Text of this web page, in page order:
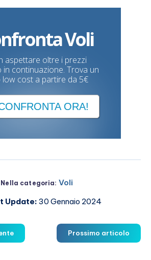
Voli
aspettare oltre i prezzi
in continuazione. Trova un
low cost a partire da 5€
ORA!
Nella categoria: Voli
Update: 30 Gennaio 2024
Prossimo articolo